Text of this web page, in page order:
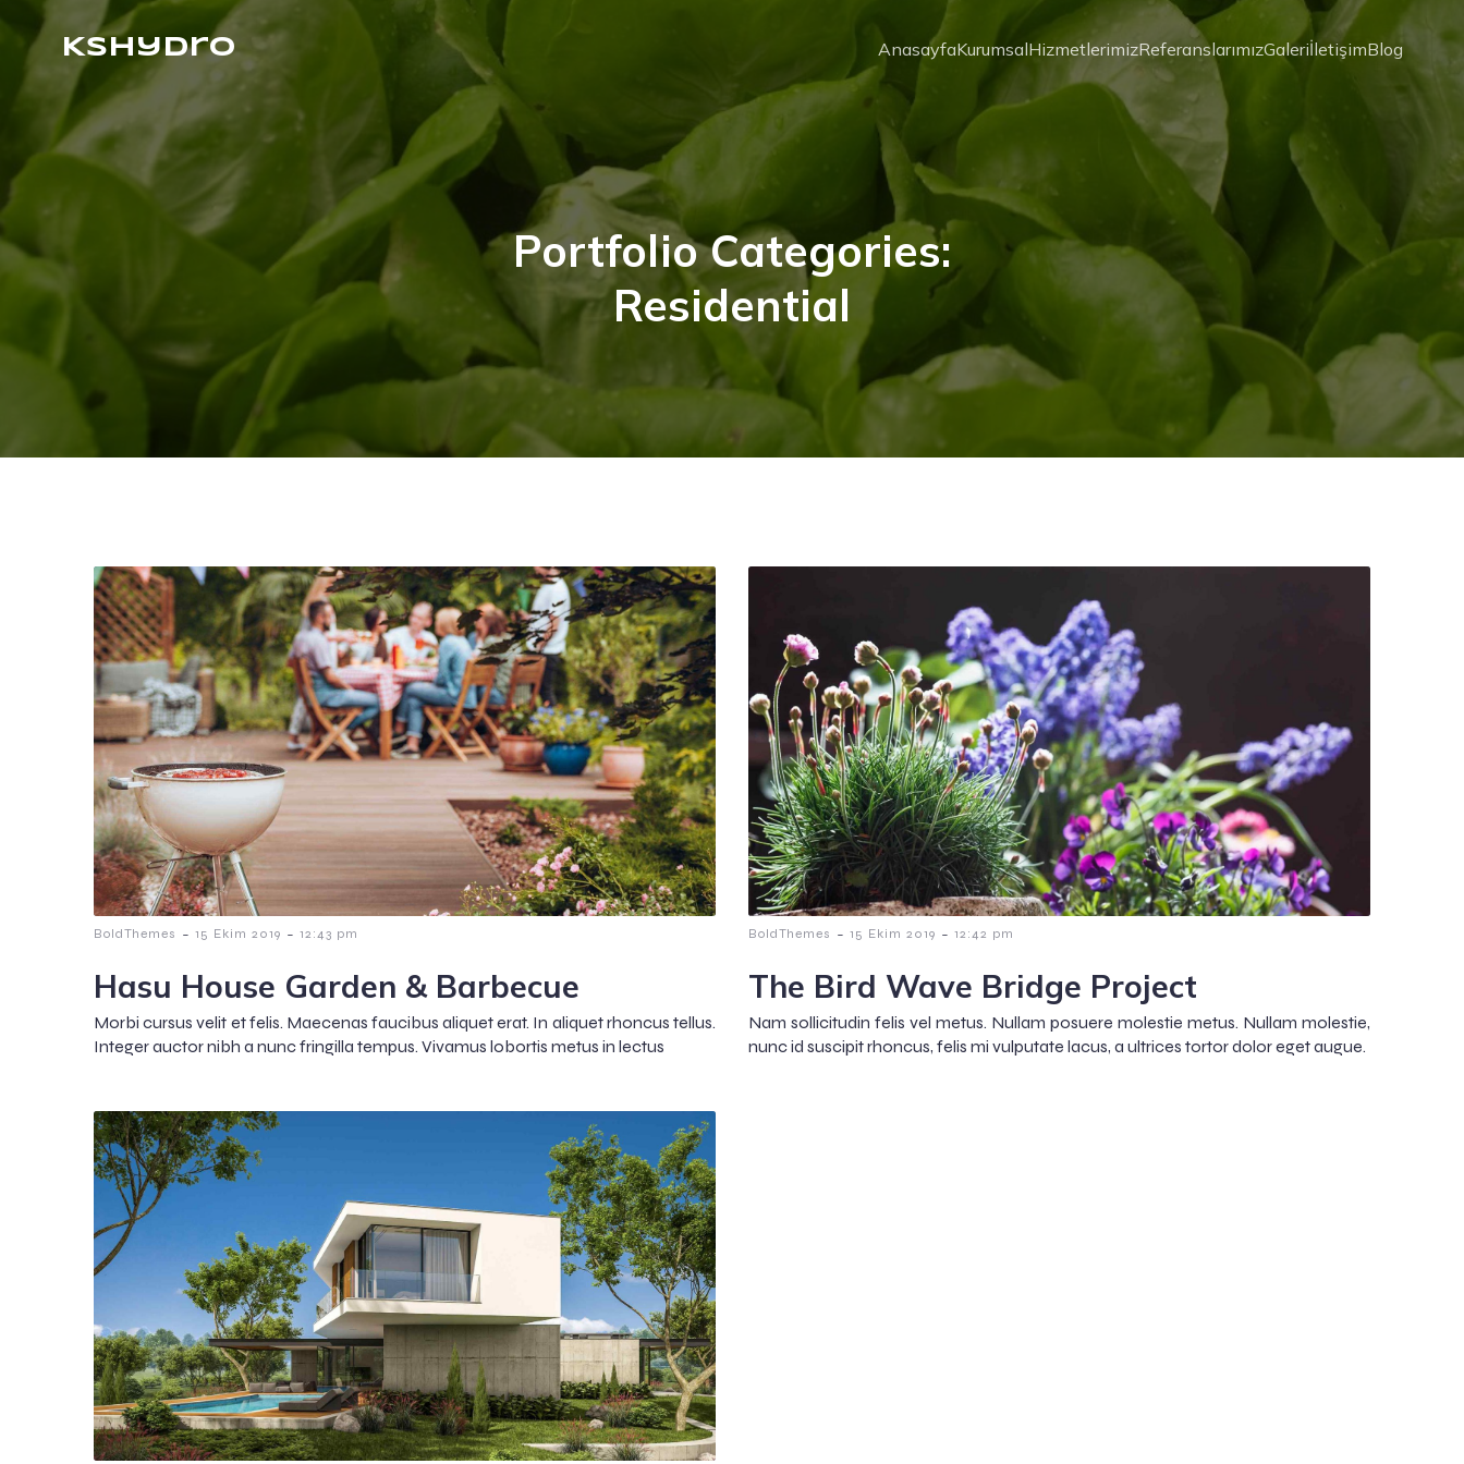
Kshydro AnasayfaKurumsalHizmetlerimizReferanslarımızGaleriİletişimBlog
Portfolio Categories:
Residential
BoldThemes - 15 Ekim 2019 - 12:43 pm
Hasu House Garden & Barbecue
Morbi cursus velit et felis. Maecenas faucibus aliquet erat. In aliquet rhoncus tellus.
Integer auctor nibh a nunc fringilla tempus. Vivamus lobortis metus in lectus
BoldThemes - 15 Ekim 2019 - 12:42 pm
The Bird Wave Bridge Project
Nam sollicitudin felis vel metus. Nullam posuere molestie metus. Nullam molestie,
nunc id suscipit rhoncus, felis mi vulputate lacus, a ultrices tortor dolor eget augue.